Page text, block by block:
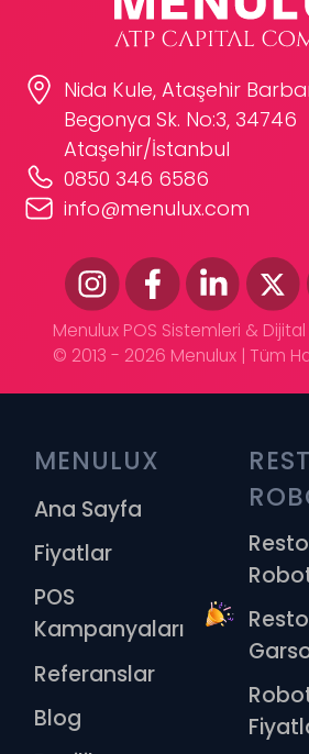
Menulux POS Sistemleri &
© 2013 - 2026 Menulux | Tüm
Nida Kule, Ataşehir
Begonya Sk. No:3, 34746
Ataşehir/İstanbul
0850 346 6586
info@menulux.com
MENULUX
Ana Sayfa
Fiyatlar
POS
Kampanyaları
Referanslar
Blog